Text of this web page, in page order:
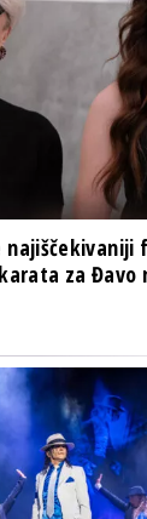
najiščekivaniji
za Đavo